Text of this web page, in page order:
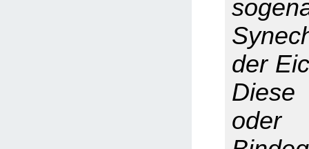
der
oder